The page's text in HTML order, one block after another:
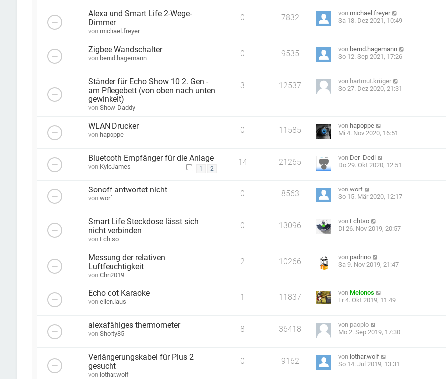
Alexa und Smart Life 2-Wege-
Dimmer
von michael.freyer
0 7832
von michael.freyer
Sa 18. Dez 2021, 10:49
Zigbee Wandschalter
von bernd.hagemann 0 9535
von bernd.hagemann
So 12. Sep 2021, 17:26
Ständer für Echo Show 10 2. Gen -
am Pflegebett (von oben nach unten
gewinkelt)
von Show-Daddy
3 12537
von hartmut.krüger
So 27. Dez 2020, 21:31
WLAN Drucker
von hapoppe 0 11585
von hapoppe
Mi 4. Nov 2020, 16:51
Bluetooth Empfänger für die Anlage
von KyleJames 1 2
14 21265
von Der_Dedl
Do 29. Okt 2020, 12:51
Sonoff antwortet nicht
von worf 0 8563
vonworf
So 15. Mär 2020, 12:17
Smart Life Steckdose lässt sich
nicht verbinden
von Echtso
0 13096
von Echtso
Di 26. Nov 2019, 20:57
Messung der relativen
Luftfeuchtigkeit
von Chri2019
2 10266
von padrino
Sa 9. Nov 2019, 21:47
Echo dot Karaoke
von ellen.laus 1 11837
von Melonos
Fr 4. Okt 2019, 11:49
alexafähiges thermometer
von Shorty85 8 36418
von paoplo
Mo 2. Sep 2019, 17:30
Verlängerungskabel für Plus 2
gesucht
von lothar.wolf
0 9162
von lothar.wolf
So 14. Jul 2019, 13:31